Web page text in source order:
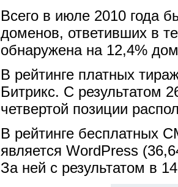
Всего в июле 2010 года
доменов, ответивших в
обнаружена на 12,4%
В рейтинге платных
Битрикс. С результатом
четвертой позиции
В рейтинге бесплатных
является WordPress
За ней с результатом в